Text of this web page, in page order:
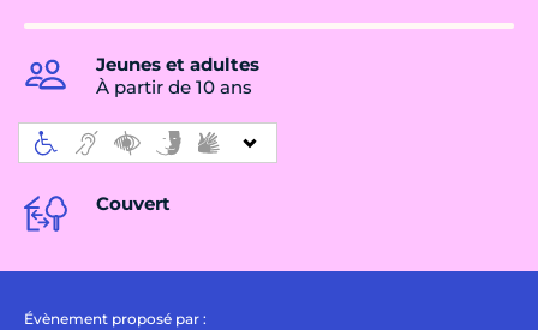
Jeunes et adultes
À partir de 10 ans
Couvert
Évènement proposé par :